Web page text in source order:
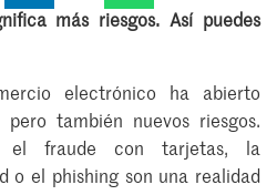
más riesgos. Así puedes
electrónico ha abierto
pero también nuevos riesgos.
el fraude con tarjetas, la
o el phishing son una realidad